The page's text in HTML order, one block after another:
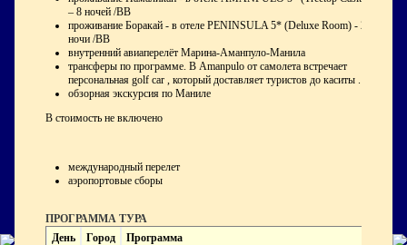
– 8 ночей /BB
проживание Боракай - в отеле PENINSULA 5* (Deluxe Room) - 2
ночи /BB
внутренний авиаперелёт Марина-Аманпуло-Манила
трансферы по программе. В Amanpulo от самолета встречает
персональная golf car , который доставляет туристов до каситы .
обзорная экскурсия по Маниле
В стоимость не включено
международный перелет
аэропортовые сборы
ПРОГРАММА ТУРА
День
Город Программа